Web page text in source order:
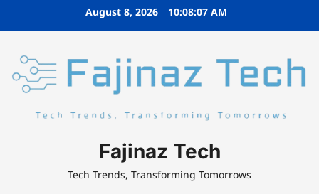
August 8, 2026 10:08:07 AM
Fajinaz Tech
Tech Trends, Transforming Tomorrows